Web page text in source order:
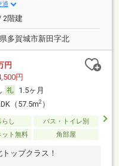
通
2階建
多賀城市新田字北
円
円
1.5ヶ月
（57.5m2）
らし
バス・トイレ別
ット無料 角部屋
ップクラス！